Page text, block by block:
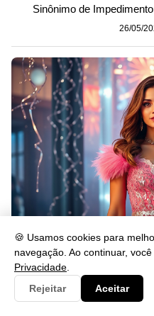
🍪 Usamos cookies para
navegação. Ao continuar,
Privacidade
Rejeitar
Aceitar
Sinônimo de
26/05/
O que Significa